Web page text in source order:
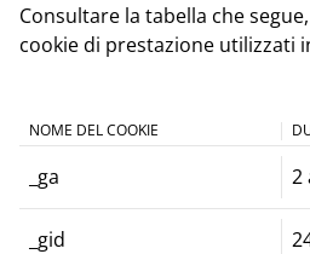
Consultare la tabella che
cookie di prestazione utilizzati
NOME DEL COOKIE
_ga 2
_gid